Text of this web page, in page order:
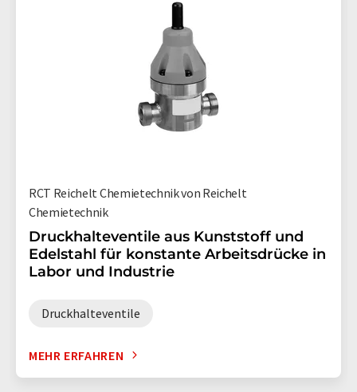
RCT Reichelt Chemietechnik von Reichelt
Chemietechnik
Druckhalteventile aus Kunststoff und
Edelstahl für konstante Arbeitsdrücke in
Labor und Industrie
Druckhalteventile
MEHR ERFAHREN